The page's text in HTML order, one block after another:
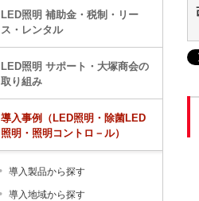
LED照明 補助金・税制・リー
ス・レンタル
LED照明 サポート・大塚商会の
取り組み
導入事例（LED照明・除菌LED
照明・照明コントロ－ル）
導入製品から探す
導入地域から探す